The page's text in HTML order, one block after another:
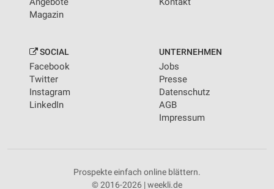
Magazin
SOCIAL
Facebook
Twitter
Instagram
LinkedIn
UNTERNEHMEN
Jobs
Presse
Datenschutz
AGB
Impressum
Prospekte einfach online blättern.
© 2016-2026 | weekli.de